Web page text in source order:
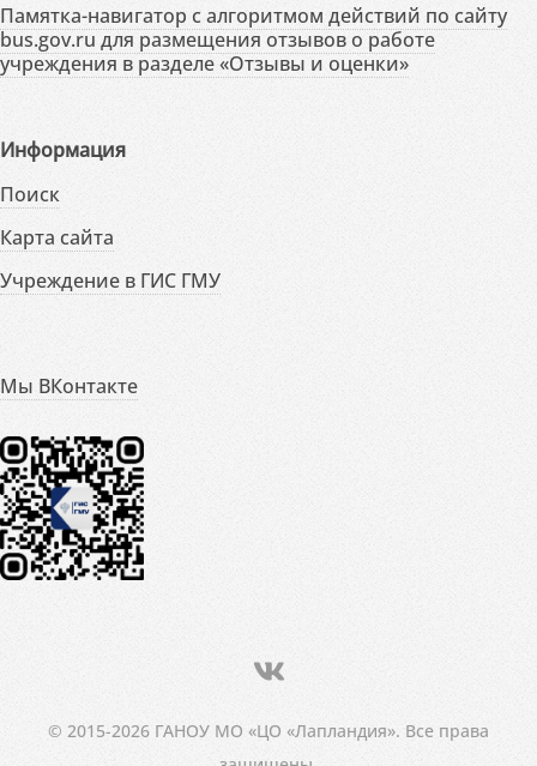
Памятка-навигатор с алгоритмом действий по сайту
bus.gov.ru для размещения отзывов о работе
учреждения в разделе «Отзывы и оценки»
Информация
Поиск
Карта сайта
Учреждение в ГИС ГМУ
Мы ВКонтакте
© 2015-2026 ГАНОУ МО «ЦО «Лапландия». Все права